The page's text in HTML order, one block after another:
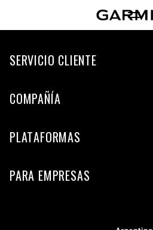
SERVICIO CLIENTE
COMPAÑÍA
PLATAFORMAS
PARA EMPRESAS